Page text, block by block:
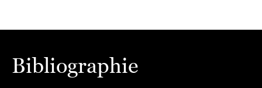
Bibliographie